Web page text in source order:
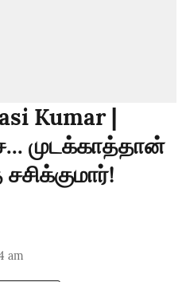
Kumar |
முடக்காத்தான்
am